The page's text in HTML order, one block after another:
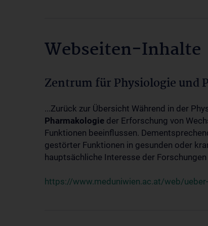
Webseiten-Inhalte
Zentrum für Physiologie und
...Zurück zur Übersicht Während in der
Pharmakologie der Erforschung von
Funktionen beeinflussen.
gestörter Funktionen in gesunden oder
hauptsächliche Interesse der
https://www.meduniwien.ac.at/web/